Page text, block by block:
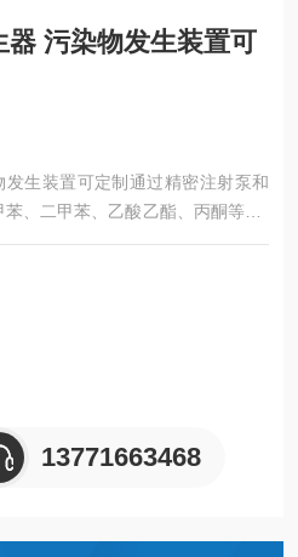
污染物发生装置可
生装置可定制通过精密注射泵和
、二甲苯、乙酸乙酯、丙酮等VO
可控，温度可调
13771663468